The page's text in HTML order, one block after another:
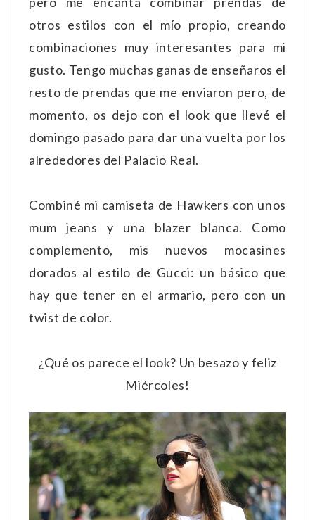
otros estilos con el mío propio, creando
combinaciones muy interesantes para mi
gusto. Tengo muchas ganas de enseñaros el
resto de prendas que me enviaron pero, de
momento, os dejo con el look que llevé el
domingo pasado para dar una vuelta por los
alrededores del Palacio Real.
Combiné mi camiseta de Hawkers con unos
mum jeans y una blazer blanca. Como
complemento, mis nuevos mocasines
dorados al estilo de Gucci: un básico que
hay que tener en el armario, pero con un
twist de color.
¿Qué os parece el look? Un besazo y feliz
Miércoles!